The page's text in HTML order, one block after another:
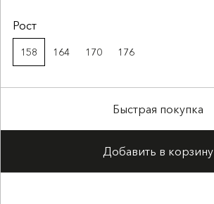
Рост
158 164 170 176
Быстрая покупка
Добавить в корзину